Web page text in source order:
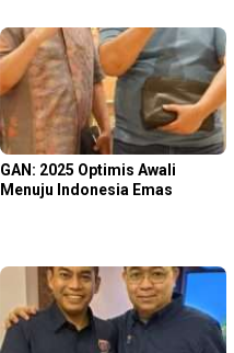
GAN: 2025 Optimis Awali
Menuju Indonesia Emas